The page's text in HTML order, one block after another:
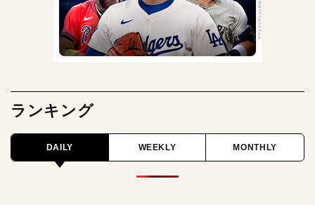
ランキング
DAILY WEEKLY MONTHLY